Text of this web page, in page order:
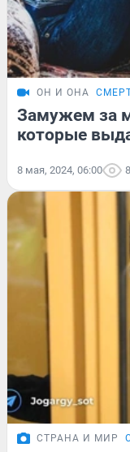
ОН И ОНА
Замужем за
которые
8 мая, 2024, 06:00
СТРАНА И МИР